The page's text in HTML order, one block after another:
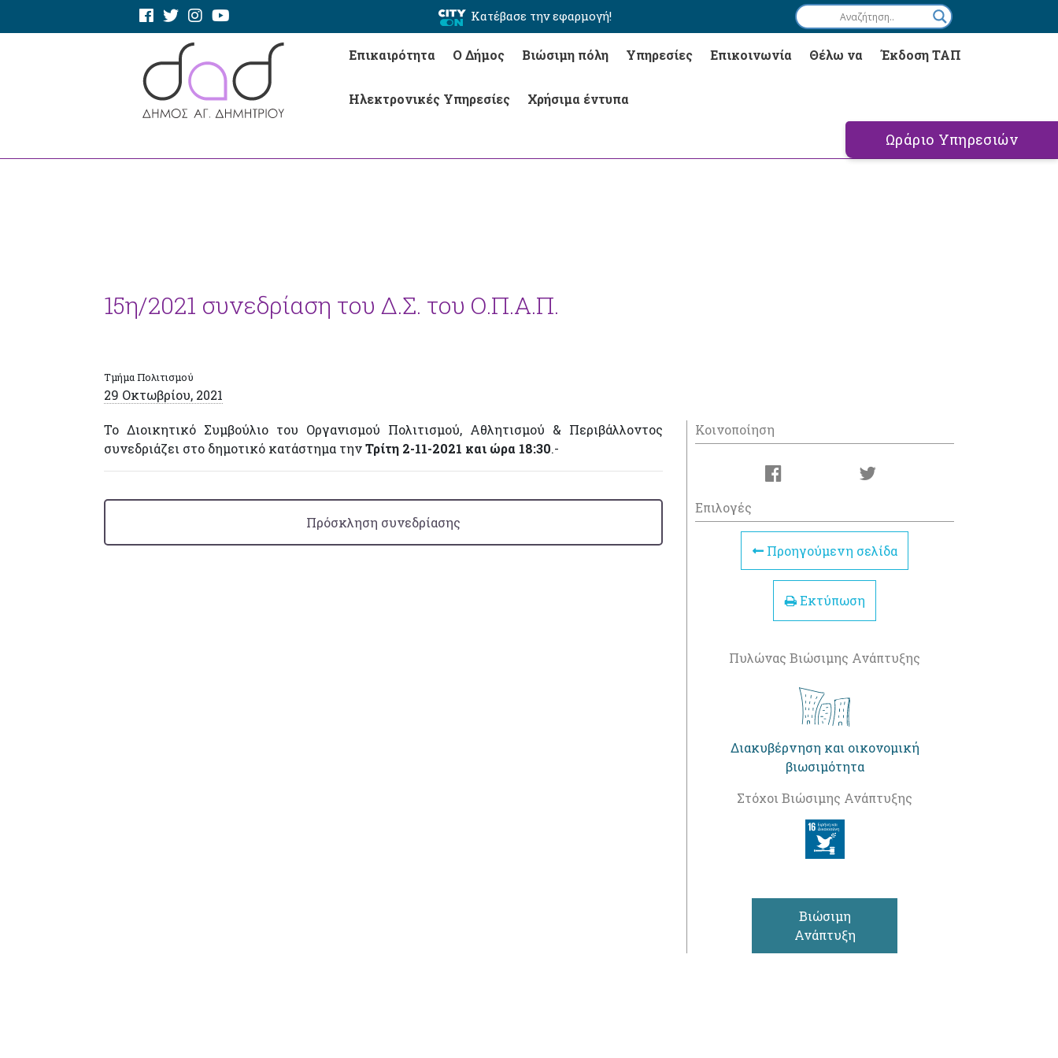
Κατέβασε την εφαρμογή!
Επικαιρότητα Ο Δήμος Βιώσιμη πόλη Υπηρεσίες Επικοινωνία Θέλω να Έκδοση ΤΑΠ
Ηλεκτρονικές Υπηρεσίες Χρήσιμα έντυπα
Ωράριο Υπηρεσιών
15η/2021 συνεδρίαση του Δ.Σ. του Ο.Π.Α.Π.
Τμήμα Πολιτισμού
29 Οκτωβρίου, 2021
Το Διοικητικό Συμβούλιο του Οργανισμού Πολιτισμού, Αθλητισμού & Περιβάλλοντος
συνεδριάζει στο δημοτικό κατάστημα τηνΤρίτη 2-11-2021 και ώρα 18:30.-
Πρόσκληση συνεδρίασης
Κοινοποίηση
Επιλογές
Προηγούμενη σελίδα
Εκτύπωση
Πυλώνας Βιώσιμης Ανάπτυξης
Διακυβέρνηση και οικονομική
βιωσιμότητα
Στόχοι Βιώσιμης Ανάπτυξης
Βιώσιμη
Ανάπτυξη